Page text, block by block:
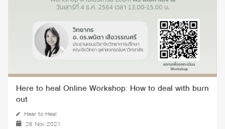
Here to heal Online Workshop: How to deal with burn
out
Hear to Heal
26 Nov 2021